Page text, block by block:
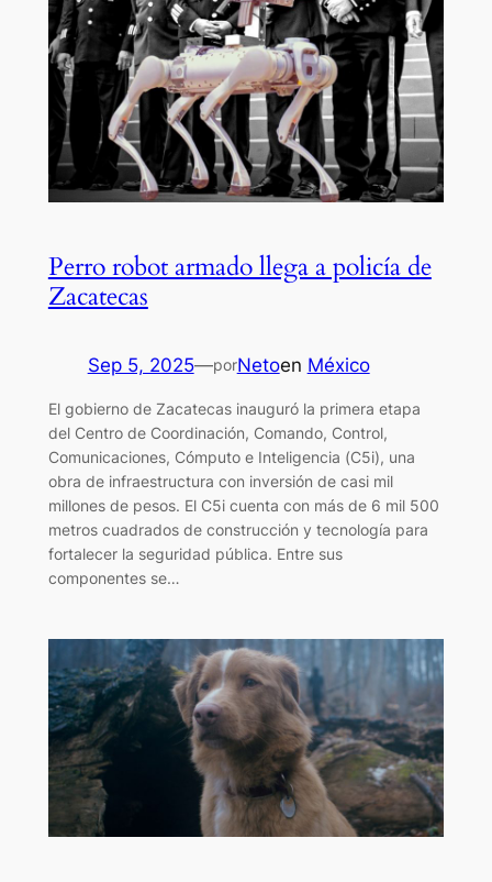
Perro robot armado llega a policía de
Zacatecas
Sep 5, 2025—porNetoen México
El gobierno de Zacatecas inauguró la primera etapa
del Centro de Coordinación, Comando, Control,
Comunicaciones, Cómputo e Inteligencia (C5i), una
obra de infraestructura con inversión de casi mil
millones de pesos. El C5i cuenta con más de 6 mil 500
metros cuadrados de construcción y tecnología para
fortalecer la seguridad pública. Entre sus
componentes se…